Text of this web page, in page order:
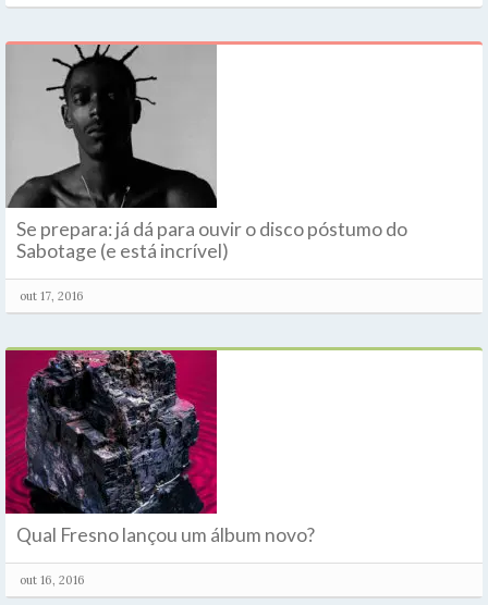
Se prepara: já dá para ouvir o disco póstumo do
Sabotage (e está incrível)
out 17, 2016
Qual Fresno lançou um álbum novo?
out 16, 2016